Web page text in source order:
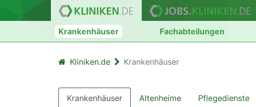
Krankenhäuser Fachabteilungen
Kliniken.de Krankenhäuser
Krankenhäuser Altenheime Pflegedienste